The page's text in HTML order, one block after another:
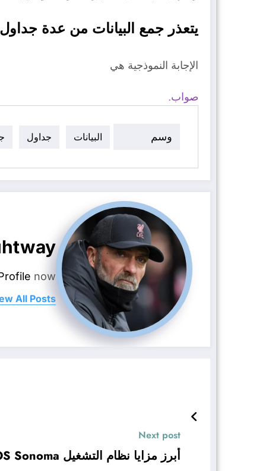
يتعذر جمع البيانات من عدة
الإجابة النموذجية هي
صواب.
وسم البيانات جداول
now.
All Posts
Next post
أبرز مزايا نظام التشغيل macOS Sonoma الجديد